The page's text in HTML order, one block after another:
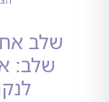
שלב אחרי
שלב: איך
לנקות